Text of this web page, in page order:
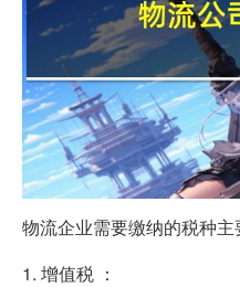
物流企业需要缴纳的税种主
1. 增值税 ：